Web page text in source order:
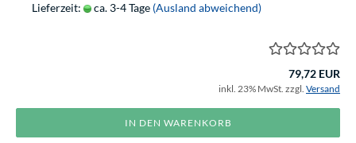
Lieferzeit:
ca. 3-4 Tage (Ausland abweichend)
79,72 EUR
inkl. 23% MwSt. zzgl. Versand
IN DEN WARENKORB